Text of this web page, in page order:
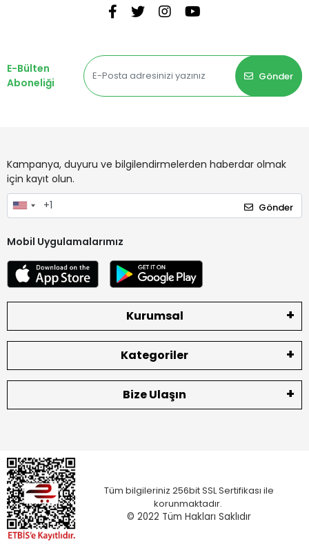
E-Bülten
Aboneliği
Gönder
Kampanya, duyuru ve bilgilendirmelerden haberdar olmak
için kayıt olun.
Gönder
Mobil Uygulamalarımız
Kurumsal
Kategoriler
Bize Ulaşın
Tüm bilgileriniz 256bit SSL Sertifikası ile
korunmaktadır.
© 2022 Tüm Hakları Saklıdır